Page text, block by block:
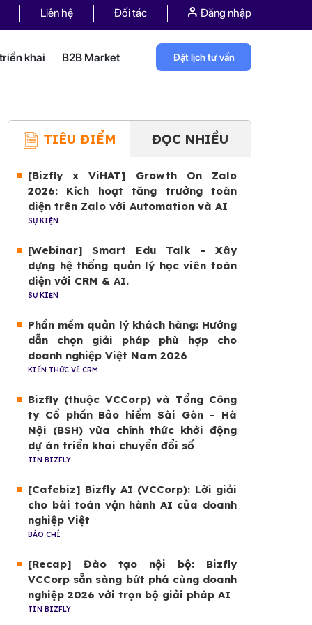
Liên hệ Đối tác Đăng nhập
khai B2B Market Đặt lịch tư vấn
TIÊU ĐIỂM ĐỌC NHIỀU
[Bizfly x ViHAT] Growth On Zalo
2026: Kích hoạt tăng trưởng toàn
diện trên Zalo với Automation và AI
SỰ KIỆN
[Webinar] Smart Edu Talk – Xây
dựng hệ thống quản lý học viên toàn
diện với CRM & AI.
SỰ KIỆN
Phần mềm quản lý khách hàng: Hướng
dẫn chọn giải pháp phù hợp cho
doanh nghiệp Việt Nam 2026
KIẾN THỨC VỀ CRM
Bizfly (thuộc VCCorp) và Tổng Công
ty Cổ phần Bảo hiểm Sài Gòn – Hà
Nội (BSH) vừa chính thức khởi động
dự án triển khai chuyển đổi số
TIN BIZFLY
[Cafebiz] Bizfly AI (VCCorp): Lời giải
cho bài toán vận hành AI của doanh
nghiệp Việt
BÁO CHÍ
[Recap] Đào tạo nội bộ: Bizfly
VCCorp sẵn sàng bứt phá cùng doanh
nghiệp 2026 với trọn bộ giải pháp AI
TIN BIZFLY